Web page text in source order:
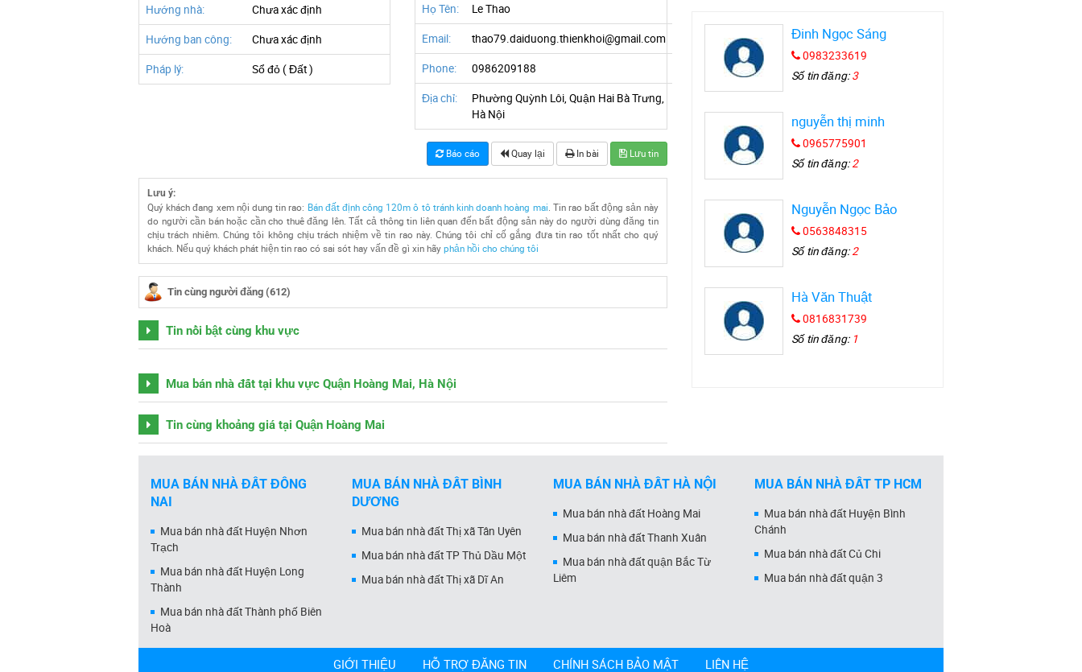
Hướng nhà: Chưa xác định
Hướng ban công: Chưa xác định
Pháp lý: Sổ đỏ ( Đất )
Họ Tên: Le Thao
Email: thao79.daiduong.thienkhoi@gmail.com
Phone: 0986209188
Địa chỉ:
Phường Quỳnh Lôi, Quận Hai Bà Trưng,
Hà Nội
Báo cáo Quay lại In bài Lưu tin
Lưu ý:
Quý khách đang xem nội dung tin rao: Bán đất định công 120m ô tô tránh kinh doanh hoàng mai. Tin rao bất động sản này
do người cần bán hoặc cần cho thuê đăng lên. Tất cả thông tin liên quan đến bất động sản này do người dùng đăng tin
chịu trách nhiêm. Chúng tôi không chịu trách nhiệm về tin rao này. Chúng tôi chỉ cố gắng đưa tin rao tốt nhất cho quý
khách. Nếu quý khách phát hiện tin rao có sai sót hay vấn đề gì xin hãy phản hồi cho chúng tôi
Tin cùng người đăng (612)
Tin nổi bật cùng khu vực
Mua bán nhà đất tại khu vực Quận Hoàng Mai, Hà Nội
Tin cùng khoảng giá tại Quận Hoàng Mai
Đinh Ngọc Sáng
0983233619
Số tin đăng:3
nguyễn thị minh
0965775901
Số tin đăng:2
Nguyễn Ngọc Bảo
0563848315
Số tin đăng:2
Hà Văn Thuật
0816831739
Số tin đăng: 1
MUA BÁN NHÀ ĐẤT ĐỒNG
NAI
Mua bán nhà đất Huyện Nhơn
Trạch
Mua bán nhà đất Huyện Long
Thành
Mua bán nhà đất Thành phố Biên
Hoà
MUA BÁN NHÀ ĐẤT BÌNH
DƯƠNG
Mua bán nhà đất Thị xã Tân Uyên
Mua bán nhà đất TP Thủ Dầu Một
Mua bán nhà đất Thị xã Dĩ An
MUA BÁN NHÀ ĐẤT HÀ NỘI
Mua bán nhà đất Hoàng Mai
Mua bán nhà đất Thanh Xuân
Mua bán nhà đất quận Bắc Từ
Liêm
MUA BÁN NHÀ ĐẤT TP HCM
Mua bán nhà đất Huyện Bình
Chánh
Mua bán nhà đất Củ Chi
Mua bán nhà đất quận 3
GIỚI THIỆU HỖ TRỢ ĐĂNG TIN CHÍNH SÁCH BẢO MẬT LIÊN HỆ